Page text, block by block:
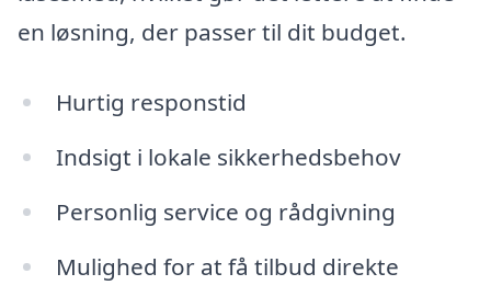
en løsning, der passer til dit budget.
Hurtig responstid
Indsigt i lokale sikkerhedsbehov
Personlig service og rådgivning
Mulighed for at få tilbud direkte